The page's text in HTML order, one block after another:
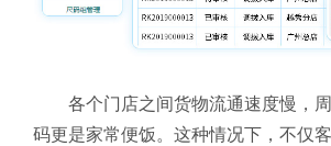
各个门店之间货物流通速度慢，
码更是家常便饭。这种情况下，不仅